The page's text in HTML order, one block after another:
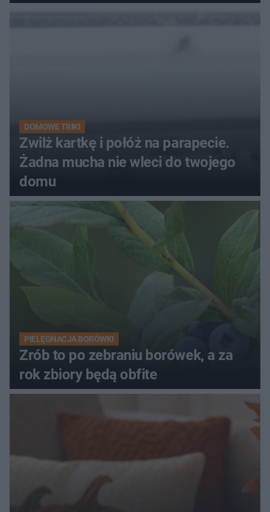
DOMOWE TRIKI
Zwilż kartkę i połóż na parapecie.
Żadna mucha nie wleci do twojego
domu
PIELĘGNACJA BORÓWKI
Zrób to po zebraniu borówek, a za
rok zbiory będą obfite